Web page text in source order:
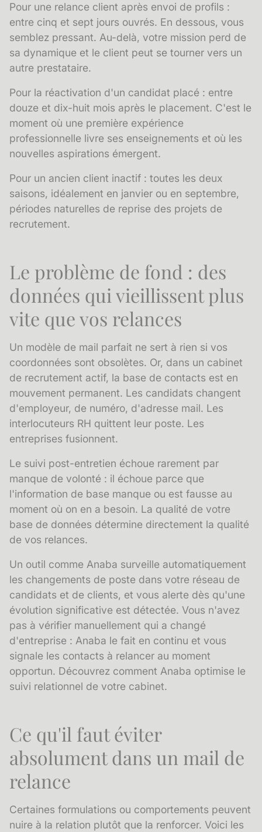
Pour une relance client après envoi de profils :
entre cinq et sept jours ouvrés. En dessous, vous
semblez pressant. Au-delà, votre mission perd de
sa dynamique et le client peut se tourner vers un
autre prestataire.
Pour la réactivation d'un candidat placé : entre
douze et dix-huit mois après le placement. C'est le
moment où une première expérience
professionnelle livre ses enseignements et où les
nouvelles aspirations émergent.
Pour un ancien client inactif : toutes les deux
saisons, idéalement en janvier ou en septembre,
périodes naturelles de reprise des projets de
recrutement.
Le problème de fond : des
données qui vieillissent plus
vite que vos relances
Un modèle de mail parfait ne sert à rien si vos
coordonnées sont obsolètes. Or, dans un cabinet
de recrutement actif, la base de contacts est en
mouvement permanent. Les candidats changent
d'employeur, de numéro, d'adresse mail. Les
interlocuteurs RH quittent leur poste. Les
entreprises fusionnent.
Le suivi post-entretien échoue rarement par
manque de volonté : il échoue parce que
l'information de base manque ou est fausse au
moment où on en a besoin. La qualité de votre
base de données détermine directement la qualité
de vos relances.
Un outil comme Anaba surveille automatiquement
les changements de poste dans votre réseau de
candidats et de clients, et vous alerte dès qu'une
évolution significative est détectée. Vous n'avez
pas à vérifier manuellement qui a changé
d'entreprise : Anaba le fait en continu et vous
signale les contacts à relancer au moment
opportun. Découvrez comment Anaba optimise le
suivi relationnel de votre cabinet.
Ce qu'il faut éviter
absolument dans un mail de
relance
Certaines formulations ou comportements peuvent
nuire à la relation plutôt que la renforcer. Voici les